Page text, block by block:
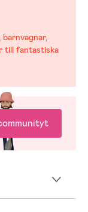
barnvagnar,
till fantastiska